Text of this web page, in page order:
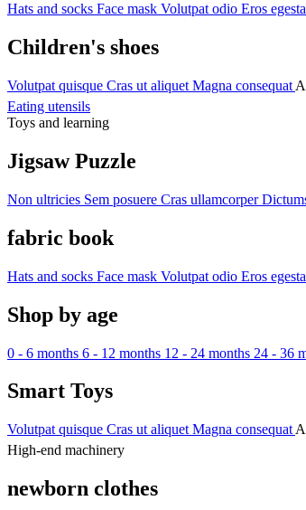
Hats and socks Face mask Volutpat odio Eros
Children's shoes
Volutpat quisque Cras ut aliquet Magna consequat
Eating utensils
Toys and learning
Jigsaw Puzzle
Non ultricies Sem posuere Cras ullamcorper
fabric book
Hats and socks Face mask Volutpat odio Eros
Shop by age
0 - 6 months 6 - 12 months 12 - 24 months 24 - 36
Smart Toys
Volutpat quisque Cras ut aliquet Magna consequat
High-end machinery
newborn clothes